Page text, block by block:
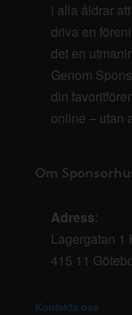
i alla åldrar
driva en
det en
Genom
din
online – utan
Om
Adress:
Lagergatan 1
415 11
Kontakta oss